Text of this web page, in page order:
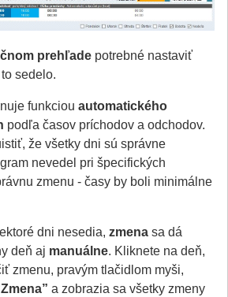
prehľade potrebné nastaviť
sedelo.
funkciou automatického
podľa časov príchodov a odchodov.
že všetky dni sú správne
nevedel pri špecifických
zmenu - časy by boli minimálne
dni nesedia, zmena sa dá
deň aj manuálne. Kliknete na deň,
zmenu, pravým tlačidlom myši,
a zobrazia sa všetky zmeny